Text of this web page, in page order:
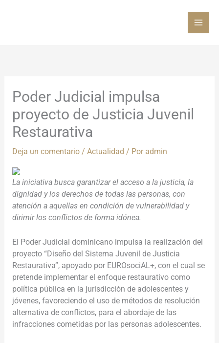
Poder Judicial impulsa
proyecto de Justicia Juvenil
Restaurativa
Deja un comentario / Actualidad / Por admin
La iniciativa busca garantizar el acceso a la justicia, la
dignidad y los derechos de todas las personas, con
atención a aquellas en condición de vulnerabilidad y
dirimir los conflictos de forma idónea.
El Poder Judicial dominicanoimpulsa la realización del
proyecto “Diseño del Sistema Juvenil de Justicia
Restaurativa”, apoyado por EUROsociAL+, con el cual se
pretende implementar el enfoque restaurativo como
política pública en la jurisdicción de adolescentes y
jóvenes, favoreciendo el uso de métodos de resolución
alternativa de conflictos, para el abordaje de las
infracciones cometidas por las personas adolescentes.